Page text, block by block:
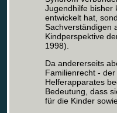
Jugendhilfe bisher
entwickelt hat,
Sachverständigen
Kindperspektive
1998).
Da andererseits
Familienrecht -
Helferapparates
Bedeutung, dass
für die Kinder